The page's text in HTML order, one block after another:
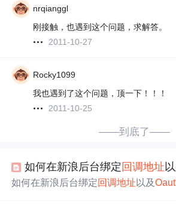
nrqianggl
刚接触，也遇到这个问题，求解答。
2011-10-27
Rocky1099
我也遇到了这个问题，顶一下！！！
2011-10-25
——到底了——
如何在新浪后台绑定 回调地址
如何在新浪后台绑定回调地址 以及